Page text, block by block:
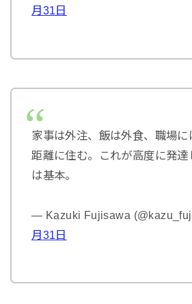
月31日
家事は外注、飯は外食、職場に
距離に住む。これが高度に発達
は基本。
— Kazuki Fujisawa
月31日